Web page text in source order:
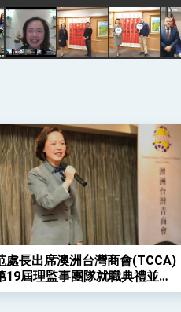
高度支持「總合外交」與台歐美
總統以「韌性之島，希望之光」為題發表2026新 年談話
戰 堅持團結 迎風轉型 穩健前
凰城辦事處」，進一步深化台美
處長出席澳洲台灣商會(TCCA)
19屆理監事團隊就職典禮並監
印信